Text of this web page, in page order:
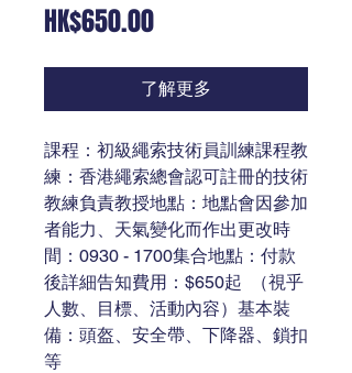
HK$650.00價
格
了解更多
課程：初級繩索技術員訓練課程教
練：香港繩索總會認可註冊的技術
教練負責教授地點：地點會因參加
者能力、天氣變化而作出更改時
間：0930 - 1700集合地點：付款
後詳細告知費用：$650起  （視乎
人數、目標、活動內容）基本裝
備：頭盔、安全帶、下降器、鎖扣
等